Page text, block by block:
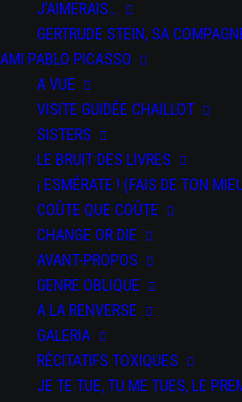
J’AIMERAIS…
GERTRUDE STEIN, SA
AMI PABLO PICASSO
A VUE
VISITE GUIDÉE CHAILLOT
SISTERS
LE BRUIT DES LIVRES
¡ ESMÉRATE ! (FAIS DE TON
COÛTE QUE COÛTE
CHANGE OR DIE
AVANT-PROPOS
GENRE OBLIQUE
A LA RENVERSE
GALERIA
RÉCITATIFS TOXIQUES
JE TE TUE, TU ME TUES, LE
DATE
03 Nov
2020
All Day
SPECTACLES
A Vue